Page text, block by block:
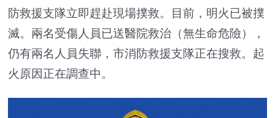
防救援支隊立即趕赴現場撲救。目前，明火已被撲
滅。兩名受傷人員已送醫院救治（無生命危險），
仍有兩名人員失聯，市消防救援支隊正在搜救。起
火原因正在調查中。